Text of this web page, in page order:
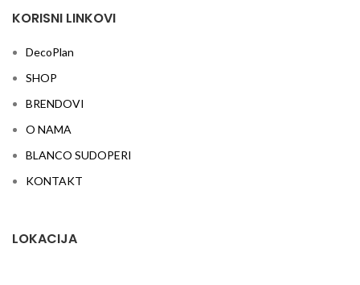
KORISNI LINKOVI
DecoPlan
SHOP
BRENDOVI
O NAMA
BLANCO SUDOPERI
KONTAKT
LOKACIJA